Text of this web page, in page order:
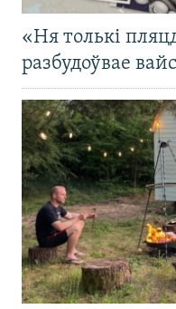
«Ня толькі
разбудоўвае